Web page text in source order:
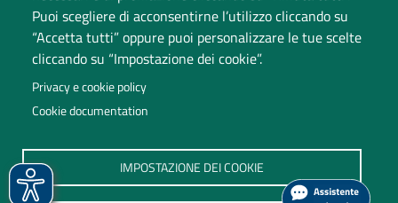
Puoi scegliere di acconsentirne l’utilizzo cliccando su
“Accetta tutti” oppure puoi personalizzare le tue scelte
cliccando su “Impostazione dei cookie”.
Privacy e cookie policy
Cookie documentation
IMPOSTAZIONE DEI COOKIE
Università degli Studi dell'Insubria
Sede legale: via Ravasi 2, 21100 Varese
P.IVA 02481820120
(C.F. 95039180120)